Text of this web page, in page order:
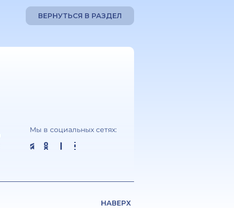
ВЕРНУТЬСЯ В РАЗДЕЛ
Мы в социальных сетях:
НАВЕРХ